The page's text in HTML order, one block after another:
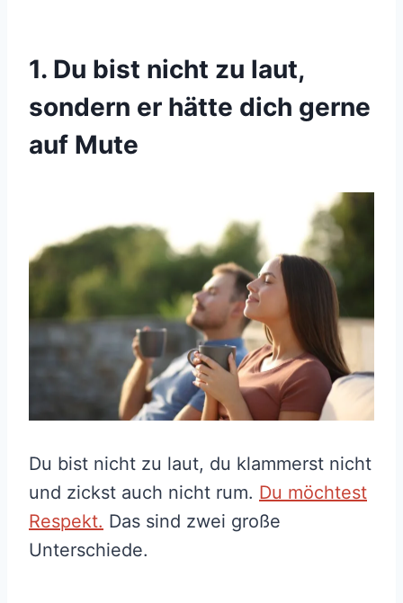
1. Du bist nicht zu laut,
sondern er hätte dich gerne
auf Mute
Du bist nicht zu laut, du klammerst nicht
und zickst auch nicht rum. Du möchtest
Respekt. Das sind zwei große
Unterschiede.